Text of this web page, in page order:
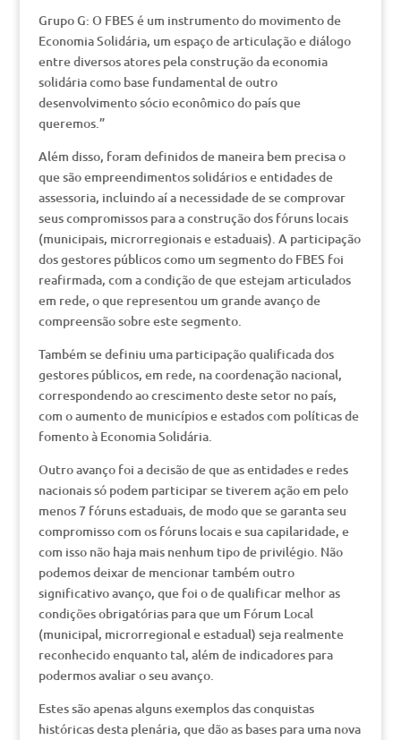
Grupo G: O FBES é um instrumento do movimento de
Economia Solidária, um espaço de articulação e diálogo
entre diversos atores pela construção da economia
solidária como base fundamental de outro
desenvolvimento sócio econômico do país que
queremos.”
Além disso, foram definidos de maneira bem precisa o
que são empreendimentos solidários e entidades de
assessoria, incluindo aí a necessidade de se comprovar
seus compromissos para a construção dos fóruns locais
(municipais, microrregionais e estaduais). A participação
dos gestores públicos como um segmento do FBES foi
reafirmada, com a condição de que estejam articulados
em rede, o que representou um grande avanço de
compreensão sobre este segmento.
Também se definiu uma participação qualificada dos
gestores públicos, em rede, na coordenação nacional,
correspondendo ao crescimento deste setor no país,
com o aumento de municípios e estados com políticas de
fomento à Economia Solidária.
Outro avanço foi a decisão de que as entidades e redes
nacionais só podem participar se tiverem ação em pelo
menos 7 fóruns estaduais, de modo que se garanta seu
compromisso com os fóruns locais e sua capilaridade, e
com isso não haja mais nenhum tipo de privilégio. Não
podemos deixar de mencionar também outro
significativo avanço, que foi o de qualificar melhor as
condições obrigatórias para que um Fórum Local
(municipal, microrregional e estadual) seja realmente
reconhecido enquanto tal, além de indicadores para
podermos avaliar o seu avanço.
Estes são apenas alguns exemplos das conquistas
históricas desta plenária, que dão as bases para uma nova